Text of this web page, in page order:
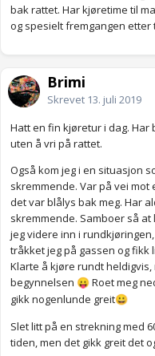
bak rattet. Har kjøretime til
og spesielt fremgangen etter
Brimi
Skrevet 13. juli 2019
Hatt en fin kjøretur i dag.
uten å vri på rattet.
Også kom jeg i en situasjon
skremmende. Var på vei
det var blålys bak meg. Har
skremmende. Samboer så
jeg videre inn i
tråkket jeg på gassen og
Klarte å kjøre rundt
begynnelsen 😛 Roet meg
gikk nogenlunde greit😀
Slet litt på en strekning med
tiden, men det gikk greit det